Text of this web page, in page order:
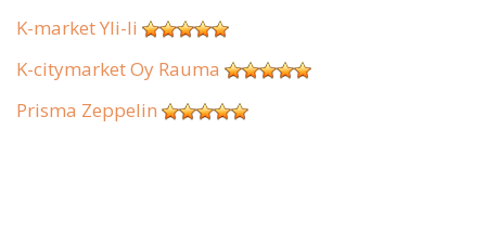
K-market Yli-Ii
K-citymarket Oy Rauma
Prisma Zeppelin